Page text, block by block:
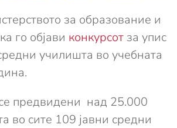
за образование и
го објави конкурсот за упис
училишта во учебната
предвидени над 25.000
во сите 109 јавни средни